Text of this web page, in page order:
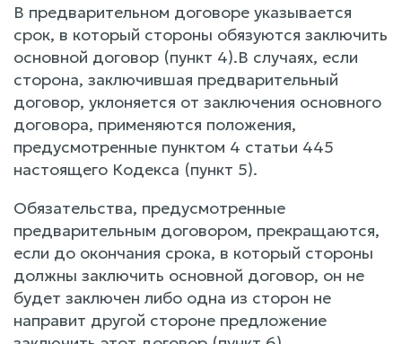
В предварительном договоре указывается
срок, в который стороны обязуются заключить
основной договор (пункт 4).В случаях, если
сторона, заключившая предварительный
договор, уклоняется от заключения основного
договора, применяются положения,
предусмотренные пунктом 4 статьи 445
настоящего Кодекса (пункт 5).
Обязательства, предусмотренные
предварительным договором, прекращаются,
если до окончания срока, в который стороны
должны заключить основной договор, он не
будет заключен либо одна из сторон не
направит другой стороне предложение